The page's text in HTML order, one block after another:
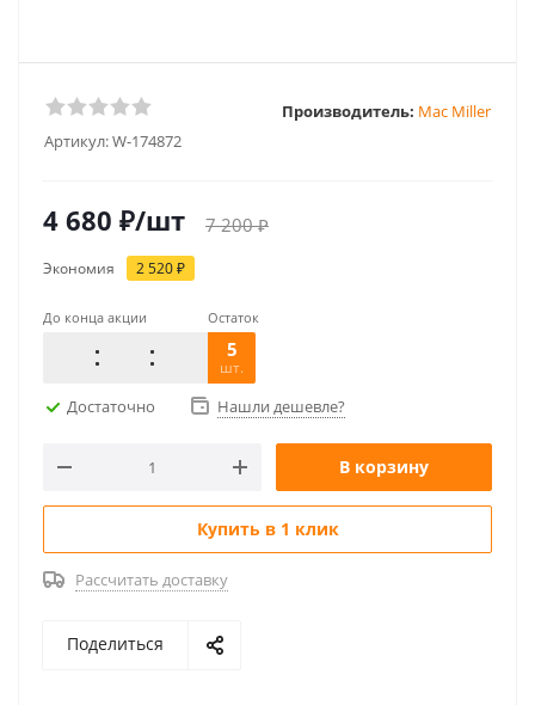
Артикул:W-174872
Производитель: Mac Miller
4 680 ₽/шт 7 200₽
Экономия 2 520₽
До конца акции Остаток
5
шт.
Достаточно Нашли дешевле?
В корзину
Купить в 1 клик
Рассчитать доставку
Поделиться